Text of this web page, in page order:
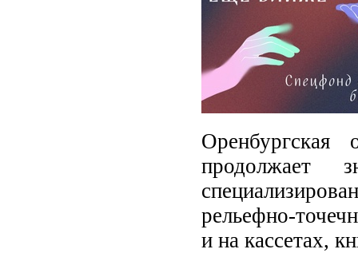
продолжает
рельефно-
и на кассетах,